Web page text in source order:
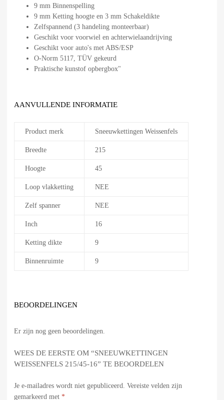
9 mm Binnenspelling
9 mm Ketting hoogte en 3 mm Schakeldikte
Zelfspannend (3 handeling monteerbaar)
Geschikt voor voorwiel en achterwielaandrijving
Geschikt voor auto's met ABS/ESP
O-Norm 5117, TÜV gekeurd
Praktische kunstof opbergbox"
AANVULLENDE INFORMATIE
Product merk Sneeuwkettingen Weissenfels
Breedte 215
Hoogte 45
Loop vlakketting NEE
Zelf spanner NEE
Inch 16
Ketting dikte 9
Binnenruimte 9
BEOORDELINGEN
Er zijn nog geen beoordelingen.
WEES DE EERSTE OM “SNEEUWKETTINGEN
WEISSENFELS 215/45-16” TE BEOORDELEN
Je e-mailadres wordt niet gepubliceerd. Vereiste velden zijn
gemarkeerd met *